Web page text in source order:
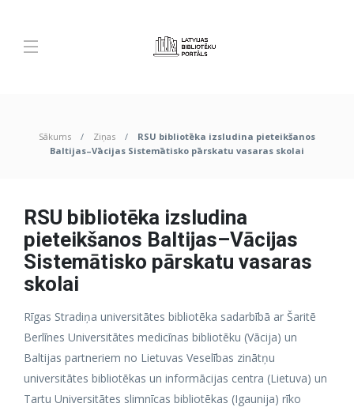
Sākums Ziņas
RSU bibliotēka izsludina pieteikšanos
Baltijas–Vācijas Sistemātisko pārskatu vasaras skolai
RSU bibliotēka izsludina
pieteikšanos Baltijas–Vācijas
Sistemātisko pārskatu vasaras
skolai
Rīgas Stradiņa universitātes bibliotēka sadarbībā ar Šaritē
Berlīnes Universitātes medicīnas bibliotēku (Vācija) un
Baltijas partneriem no Lietuvas Veselības zinātņu
universitātes bibliotēkas un informācijas centra (Lietuva) un
Tartu Universitātes slimnīcas bibliotēkas (Igaunija) rīko